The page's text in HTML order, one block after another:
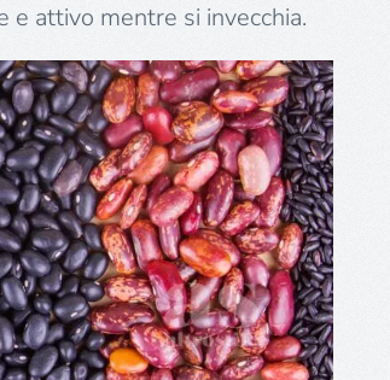
attivo mentre si invecchia.